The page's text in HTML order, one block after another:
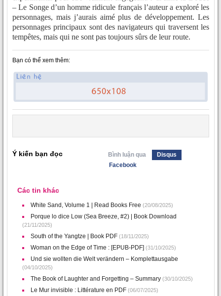
– Le Songe d’un homme ridicule français l’auteur a exploré les
personnages, mais j’aurais aimé plus de développement. Les
personnages principaux sont des navigateurs qui traversent les
tempêtes, mais qui ne sont pas toujours sûrs de leur route.
Bạn có thể xem thêm:
Ý kiến bạn đọc Bình luận qua
Disqus
Facebook
Các tin khác
White Sand, Volume 1 | Read Books Free (20/08/2025)
Porque lo dice Low (Sea Breeze, #2) | Book Download
(21/11/2025)
South of the Yangtze | Book PDF (18/11/2025)
Woman on the Edge of Time : [EPUB-PDF] (31/10/2025)
Und sie wollten die Welt verändern – Komplettausgabe
(04/10/2025)
The Book of Laughter and Forgetting – Summary (30/10/2025)
Le Mur invisible : Littérature en PDF (06/07/2025)